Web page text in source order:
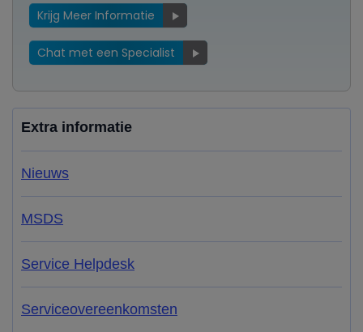
Krijg Meer Informatie
Chat met een Specialist
Extra informatie
Nieuws
MSDS
Service Helpdesk
Serviceovereenkomsten